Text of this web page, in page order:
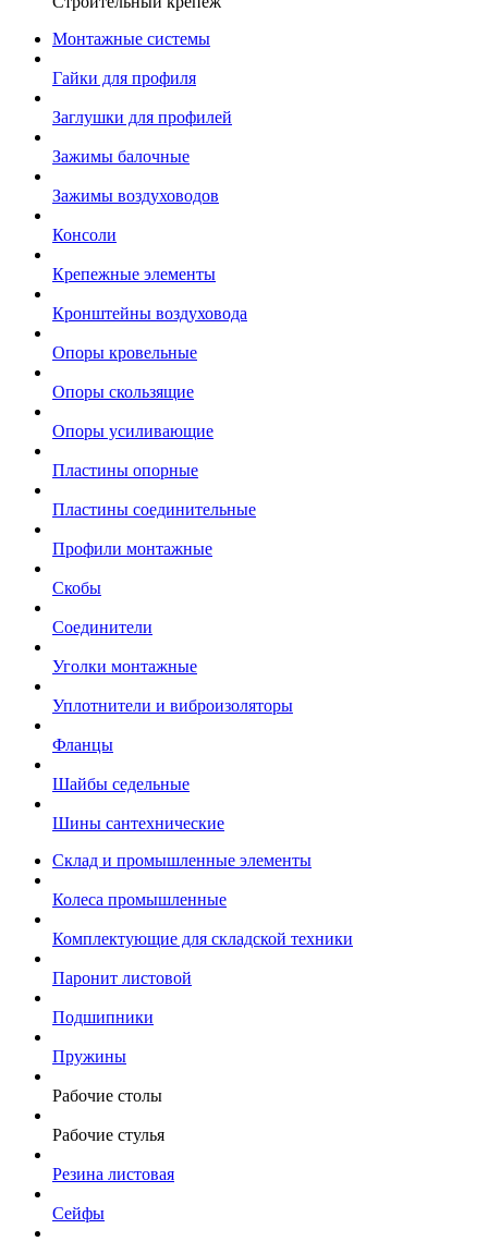
Монтажные системы
Гайки для профиля
Заглушки для профилей
Зажимы балочные
Зажимы воздуховодов
Консоли
Крепежные элементы
Кронштейны воздуховода
Опоры кровельные
Опоры скользящие
Опоры усиливающие
Пластины опорные
Пластины соединительные
Профили монтажные
Скобы
Соединители
Уголки монтажные
Уплотнители и виброизоляторы
Фланцы
Шайбы седельные
Шины сантехнические
Склад и промышленные элементы
Колеса промышленные
Комплектующие для складской техники
Паронит листовой
Подшипники
Пружины
Рабочие столы
Рабочие стулья
Резина листовая
Сейфы